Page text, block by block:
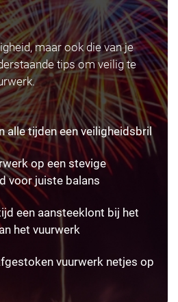
maar ook die van je
tips om veilig te
alle tijden een veiligheidsbril
op een stevige
voor juiste balans
een aansteeklont bij het
het vuurwerk
vuurwerk netjes op